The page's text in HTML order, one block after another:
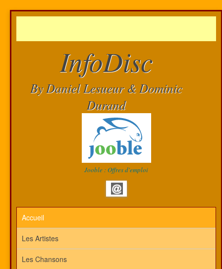
InfoDisc
By Daniel Lesueur & Dominic
Durand
Jooble : Offres d'emploi
Accueil
Les Artistes
Les Chansons